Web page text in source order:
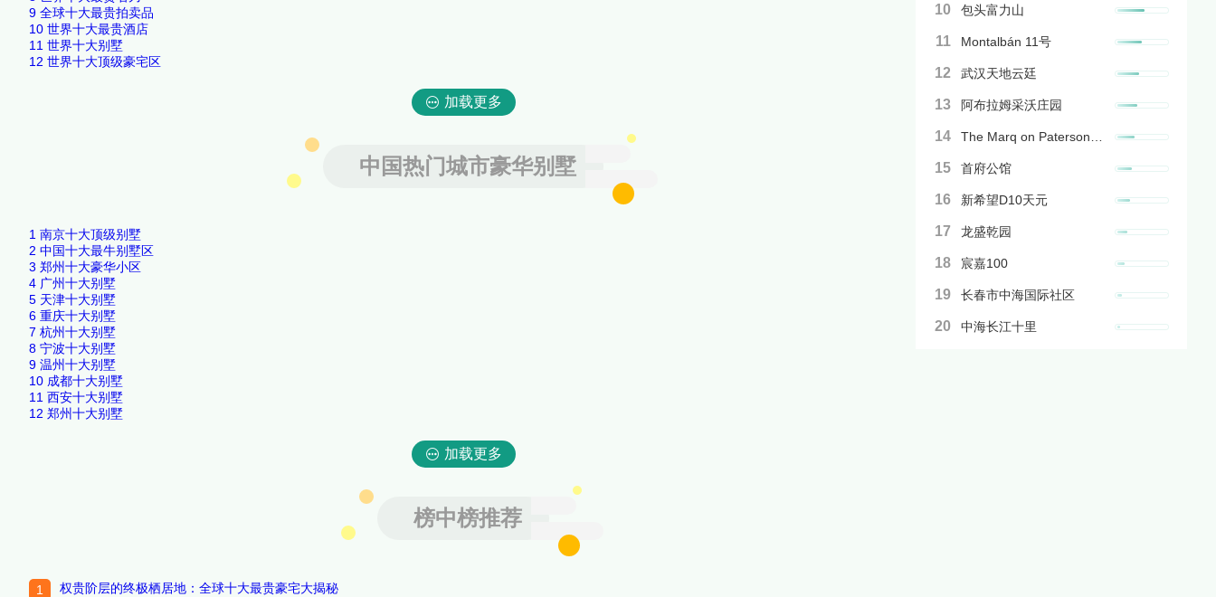
9 全球十大最贵拍卖品
10 世界十大最贵酒店
11 世界十大别墅
12 世界十大顶级豪宅区
加载更多
中国热门城市豪华别墅
1 南京十大顶级别墅
2 中国十大最牛别墅区
3 郑州十大豪华小区
4 广州十大别墅
5 天津十大别墅
6 重庆十大别墅
7 杭州十大别墅
8 宁波十大别墅
9 温州十大别墅
10 成都十大别墅
11 西安十大别墅
12 郑州十大别墅
加载更多
榜中榜推荐
权贵阶层的终极栖居地：全球十大最贵豪宅大揭秘
10 包头富力山
11 Montalbán 11号
12 武汉天地云廷
13 阿布拉姆采沃庄园
14
15 首府公馆
16 新希望D10天元
17 龙盛乾园
18 宸嘉100
19 长春市中海国际社区
20 中海长江十里